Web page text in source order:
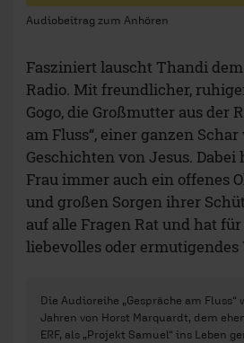
Audiobeitrag zum Anhören
Fasziniert lauscht Thandi
Radio. Mit freundlicher,
Gogo, die Großmutter aus der
am Fluss“, einer ganzen
Geschichten von Jesus. Dabei
Frau immer auch ein offenes
und großen Sorgen ihrer
auf alle Fragen Rat und hat
liebevolles oder ermutigendes
Die Audioreihe „Gespräche am Fluss“
Jahren von Horst Marquardt, dem
ERF, als „Projekt Samuel“ ins Leben